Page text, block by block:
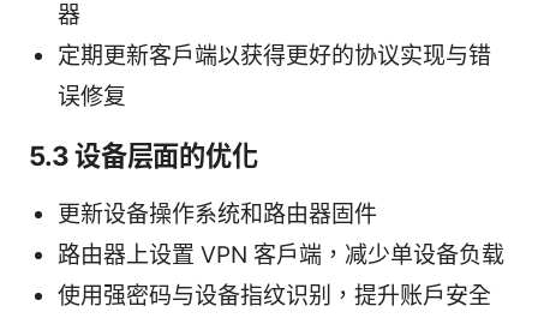
器
定期更新客户端以获得更好的协议实现与错
误修复
5.3 设备层面的优化
更新设备操作系统和路由器固件
路由器上设置 VPN 客户端，减少单设备负载
使用强密码与设备指纹识别，提升账户安全